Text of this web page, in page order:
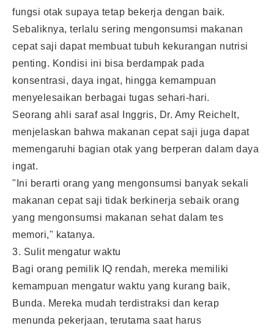
fungsi otak supaya tetap bekerja dengan baik.
Sebaliknya, terlalu sering mengonsumsi makanan
cepat saji dapat membuat tubuh kekurangan nutrisi
penting. Kondisi ini bisa berdampak pada
konsentrasi, daya ingat, hingga kemampuan
menyelesaikan berbagai tugas sehari-hari.
Seorang ahli saraf asal Inggris, Dr. Amy Reichelt,
menjelaskan bahwa makanan cepat saji juga dapat
memengaruhi bagian otak yang berperan dalam daya
ingat.
"Ini berarti orang yang mengonsumsi banyak sekali
makanan cepat saji tidak berkinerja sebaik orang
yang mengonsumsi makanan sehat dalam tes
memori," katanya.
3. Sulit mengatur waktu
Bagi orang pemilik IQ rendah, mereka memiliki
kemampuan mengatur waktu yang kurang baik,
Bunda. Mereka mudah terdistraksi dan kerap
menunda pekerjaan, terutama saat harus